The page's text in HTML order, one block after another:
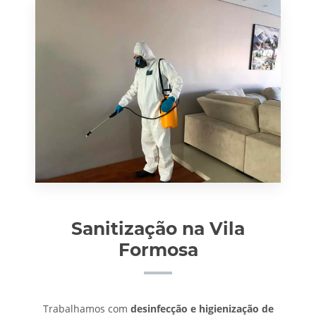
Sanitização na Vila
Formosa
Trabalhamos com desinfecção e higienização de